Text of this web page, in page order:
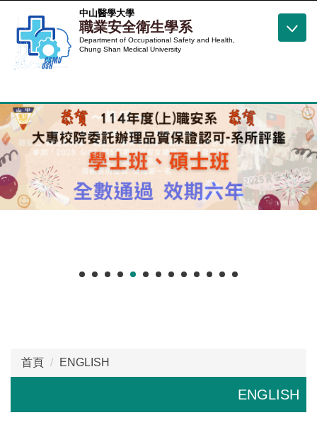
到
主
要
區
中山醫學大學
職業安全衛生學系
Department of Occupational Safety and Health,
Chung Shan Medical University
首頁 ENGLISH
ENGLISH